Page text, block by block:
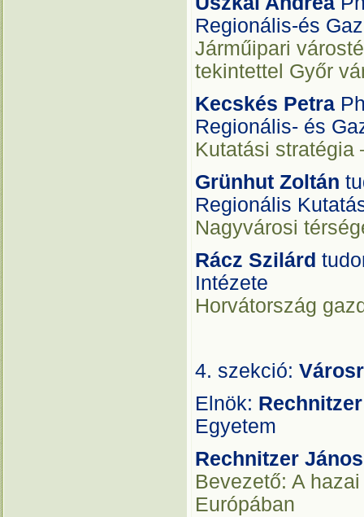
Regionális-és
Járműipari
tekintettel Győr
Kecskés Petra
Regionális- és
Kutatási stratégia
Grünhut Zoltán
Regionális
Nagyvárosi
Rácz Szilárd
Intézete
Horvátország
4. szekció:
Elnök:
Egyetem
Rechnitzer János
Bevezető: A
Európában